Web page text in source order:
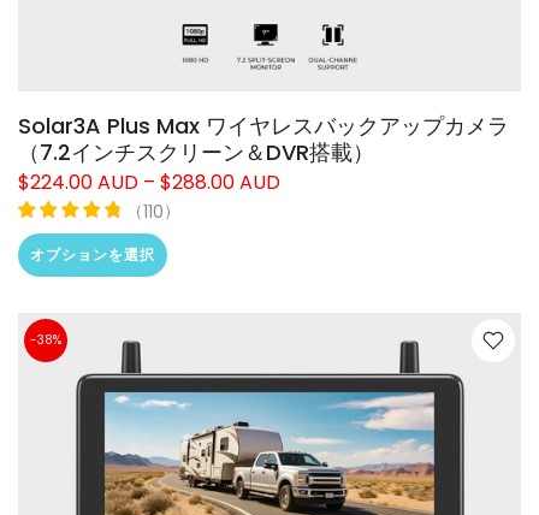
Solar3A Plus Max ワイヤレスバックアップカメラ
（7.2インチスクリーン＆DVR搭載）
$224.00 AUD – $288.00 AUD
（110）
オプションを選択
-38%